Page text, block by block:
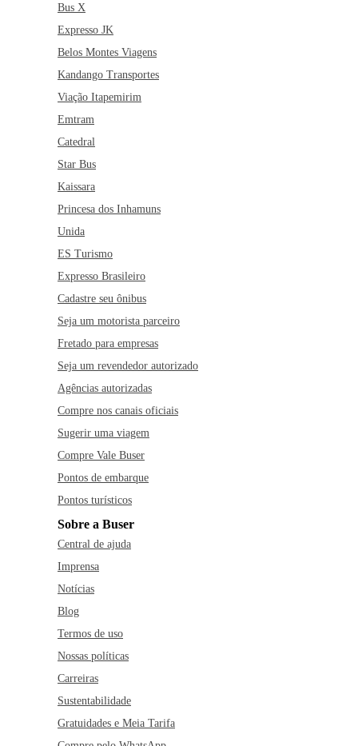
Bus X
Expresso JK
Belos Montes Viagens
Kandango Transportes
Viação Itapemirim
Emtram
Catedral
Star Bus
Kaissara
Princesa dos Inhamuns
Unida
ES Turismo
Expresso Brasileiro
Cadastre seu ônibus
Seja um motorista parceiro
Fretado para empresas
Seja um revendedor autorizado
Agências autorizadas
Compre nos canais oficiais
Sugerir uma viagem
Compre Vale Buser
Pontos de embarque
Pontos turísticos
Sobre a Buser
Central de ajuda
Imprensa
Notícias
Blog
Termos de uso
Nossas políticas
Carreiras
Sustentabilidade
Gratuidades e Meia Tarifa